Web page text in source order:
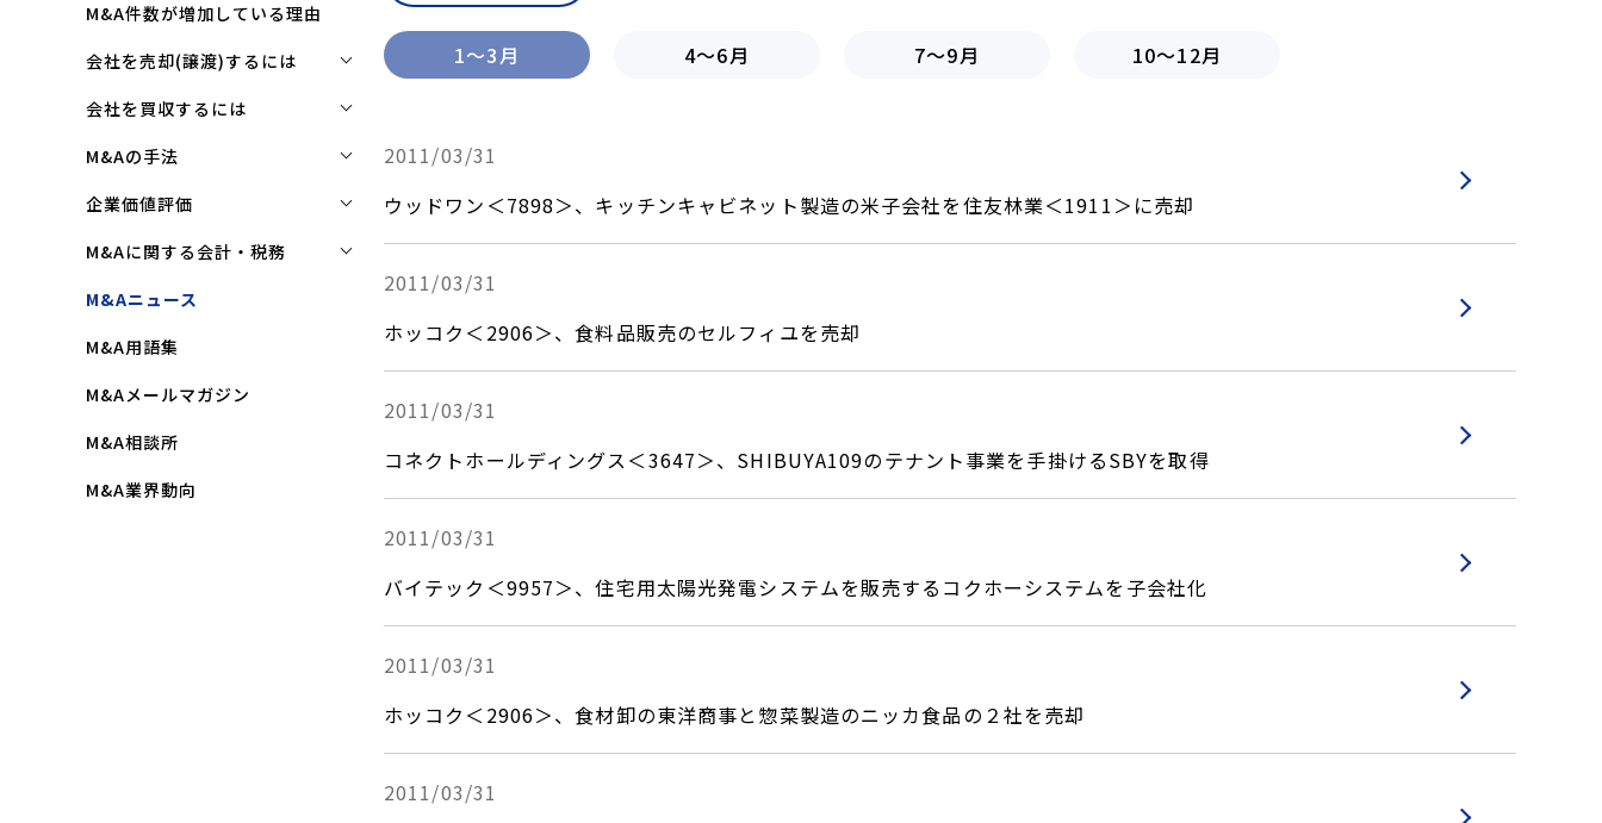
M&A件数が増加している理由
会社を売却(譲渡)するには
会社を売却(譲渡)するには
M&Aで売れる会社の条件とは
M&Aで買い手はここを見る
会社を買収するには
会社を買収するには
企業買収を成功させるポイント
買収監査(デューディリジェン
ス)とは
クロージングと引継ぎ
企業買収の流れと手順
M&Aの手法
株式譲渡
第三者割当増資
資本業務提携
企業価値評価
企業価値評価(バリュエーショ
企業評価と売買価格の違い
中小企業M&Aにおける企業価値
ン)の算定方法
純資産法(コストアプローチ)
M&Aに関する会計・税務
株式譲渡にかかる税金(個人・
事業譲渡にかかる税金(個人・
法人)
M&Aにおける節税(役職退職金
スキーム)
赤字・債務超過会社の買収制限
M&Aニュース
M&A用語集
M&Aメールマガジン
M&A相談所
M&A業界動向
2026年
2025年
2023年
2022年
2020年
2015年
2013年
2012年
2010年
2009年
2008年
2007年
1～3月 4～6月 7～9月 10～12月
2011/03/31
ウッドワン＜7898＞、キッチンキャビネット製造の米子会社を住友林業＜1911＞に売却
2011/03/31
ホッコク＜2906＞、食料品販売のセルフィユを売却
2011/03/31
コネクトホールディングス＜3647＞、SHIBUYA109のテナント事業を手掛けるSBYを取得
2011/03/31
バイテック＜9957＞、住宅用太陽光発電システムを販売するコクホーシステムを子会社化
2011/03/31
ホッコク＜2906＞、食材卸の東洋商事と惣菜製造のニッカ食品の２社を売却
2011/03/31